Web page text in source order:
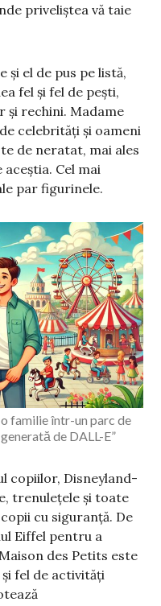
priveliștea vă taie
și el de pus pe listă,
fel și fel de pești,
și rechini. Madame
celebrități și oameni
de neratat, mai ales
Cel mai
par figurinele.
familie într-un parc de
de DALL-E”
copiilor, Disneyland-
trenulețele și toate
cu siguranță. De
Eiffel pentru a
des Petits este
fel de activități